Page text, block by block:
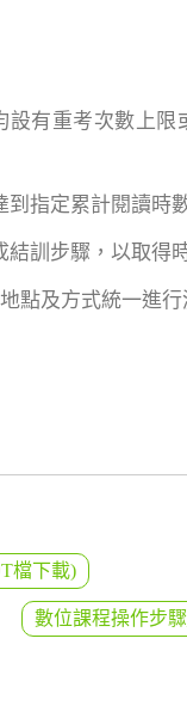
有重考次數上限
指定累計閱讀時
訓步驟，以取得
點及方式統一進
檔下載)
數位課程操作步